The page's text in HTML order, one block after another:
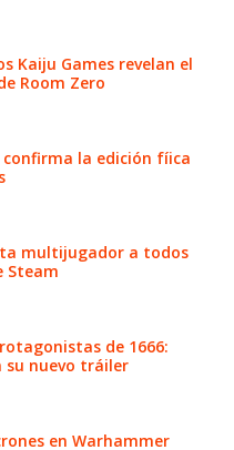
Kaiju Games revelan el
Room Zero
confirma la edición fíica
multijugador a todos
Steam
de 1666:
su nuevo tráiler
en Warhammer